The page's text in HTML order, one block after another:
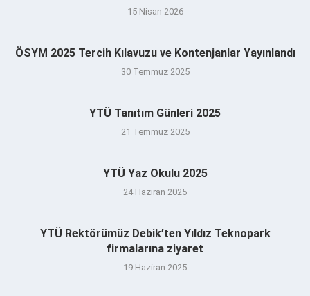
15 Nisan 2026
ÖSYM 2025 Tercih Kılavuzu ve Kontenjanlar Yayınlandı
30 Temmuz 2025
YTÜ Tanıtım Günleri 2025
21 Temmuz 2025
YTÜ Yaz Okulu 2025
24 Haziran 2025
YTÜ Rektörümüz Debik’ten Yıldız Teknopark
firmalarına ziyaret
19 Haziran 2025